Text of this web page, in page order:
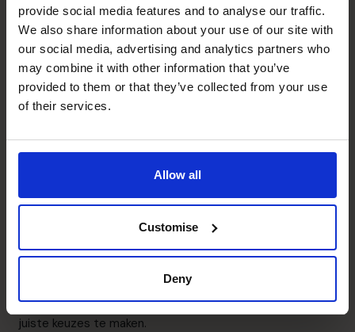
provide social media features and to analyse our traffic.
We also share information about your use of our site with
our social media, advertising and analytics partners who
may combine it with other information that you’ve
provided to them or that they’ve collected from your use
of their services.
Allow all
Customise
Deny
visie, niet alleen in cijfers. Soms is dát de vorm van
funding die je nodig hebt.
Mijn aanpak als CFO
Ik begin altijd met een goed gesprek. Wat wil je bereiken?
Wat is er financieel mogelijk? Samen kijken we naar je
balans, je cashflow en je prognoses. Soms is er een
financieringstraject nodig. Maar wat het ook is: je hoeft
Tot slot
Ben je aan het groeien, maar weet je niet welke
überhaupt wel geld nodig hebt? Dan is het slim om met
iemand mee te laten kijken. Niet om je bedrijf over te
nemen, maar om je de rust en ruimte te geven om de
juiste keuzes te maken.